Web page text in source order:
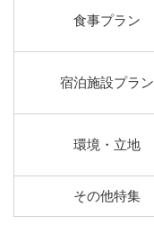
食事プラン
宿泊施設プラン
環境・立地
その他特集